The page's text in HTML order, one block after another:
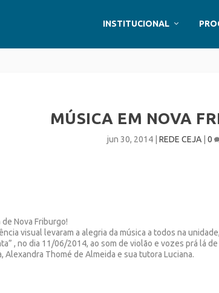
INSTITUCIONAL
MÚSICA EM NOVA
jun 30, 2014 |REDE CEJA |0
Nova Friburgo!
visual levaram a alegria da música a todos na
, no dia 11/06/2014, ao som de violão e vozes prá lá
Alexandra Thomé de Almeida e sua tutora Luciana.